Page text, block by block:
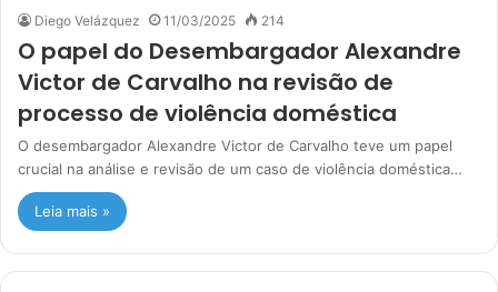
Diego Velázquez 11/03/2025 214
O papel do Desembargador Alexandre
Victor de Carvalho na revisão de
processo de violência doméstica
O desembargador Alexandre Victor de Carvalho teve um papel
crucial na análise e revisão de um caso de violência doméstica…
Leia mais »